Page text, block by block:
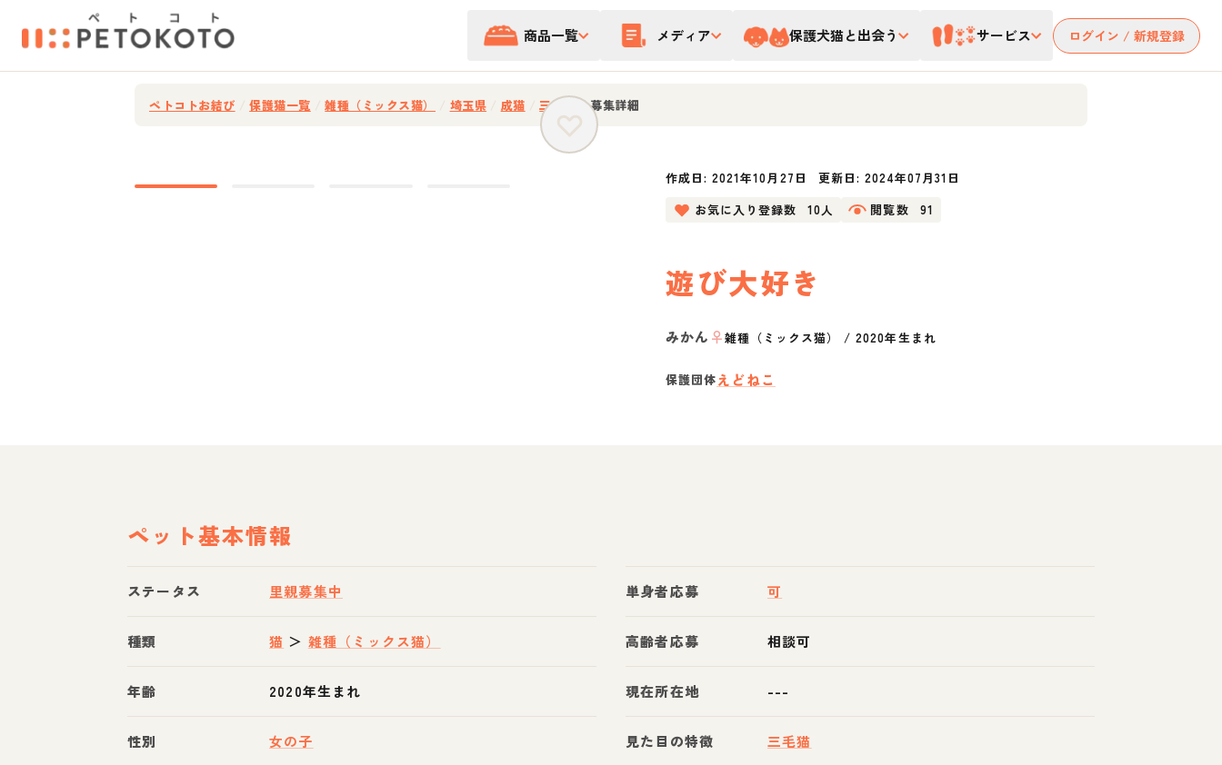
商品一覧 メディア 保護犬猫と出会う サービス ログイン / 新規登録
ペトコトお結び 保護猫一覧 雑種（ミックス猫） 埼玉県 成猫 三毛猫 / 募集詳細
作成日:2021年10月27日 更新日: 2024年07月31日
お気に入り登録数
10人 閲覧数 91
遊び大好き
みかん ♀雑種（ミックス猫） /2020年生まれ
保護団体えどねこ
ペット基本情報
ステータス 里親募集中
種類 猫 ＞ 雑種（ミックス猫）
年齢 2020年生まれ
性別 女の子
単身者応募 可
高齢者応募 相談可
現在所在地 ---
見た目の特徴 三毛猫